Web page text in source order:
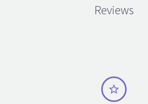
Reviews

